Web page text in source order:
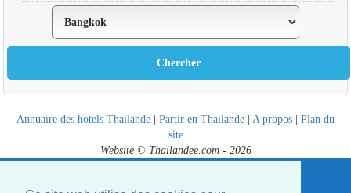
Annuaire des hotels Thailande | Partir en Thailande | A propos | Plan du
site
Website © Thailandee.com - 2026